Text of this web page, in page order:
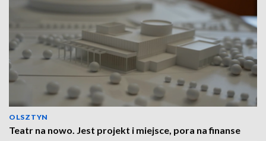
OLSZTYN
Teatr na nowo. Jest projekt i miejsce, pora na finanse